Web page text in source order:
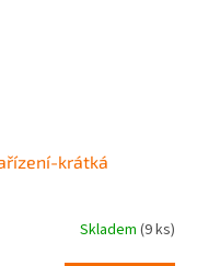
krátká
Skladem (9 ks)